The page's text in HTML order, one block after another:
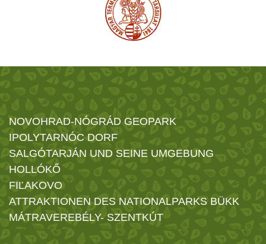
NOVOHRAD-NÓGRÁD GEOPARK
IPOLYTARNÓC DORF
SALGÓTARJÁN UND SEINE UMGEBUNG
HOLLÓKŐ
FIĽAKOVO
ATTRAKTIONEN DES NATIONALPARKS BÜKK
MÁTRAVEREBÉLY- SZENTKÚT